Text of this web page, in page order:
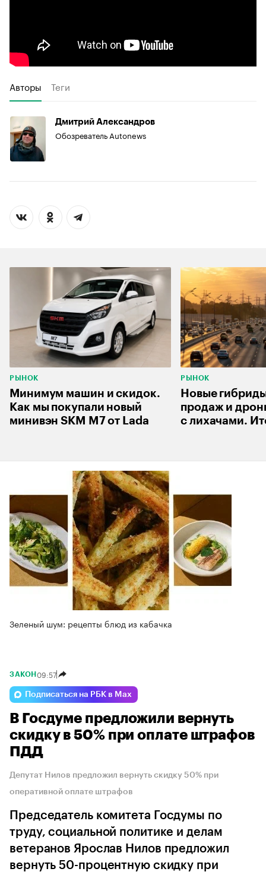
Авторы Теги
Дмитрий Александров
Обозреватель Autonews
РЫНОК
Минимум машин и скидок.
Как мы покупали новый
минивэн SKM M7 от Lada
РЫНОК
Новые
продаж и
с лихачами.
Зеленый шум: рецепты блюд из кабачка
ЗАКОН 09:57
Подписаться на РБК в Max
В Госдуме предложили вернуть
скидку в 50% при оплате штрафов
ПДД
Депутат Нилов предложил вернуть скидку 50% при
оперативной оплате штрафов
Председатель комитета Госдумы по
труду, социальной политике и делам
ветеранов Ярослав Нилов предложил
вернуть 50-процентную скидку при